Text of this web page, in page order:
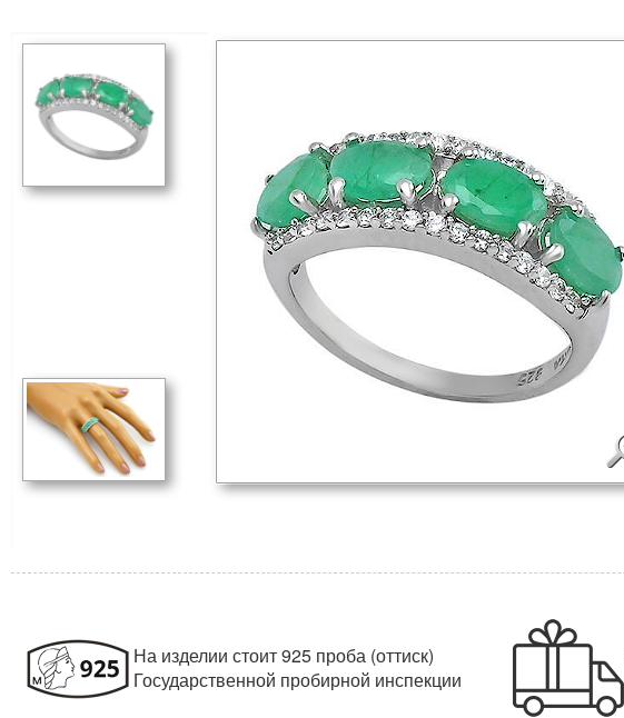
На изделии стоит 925 проба (оттиск)
Государственной пробирной инспекции